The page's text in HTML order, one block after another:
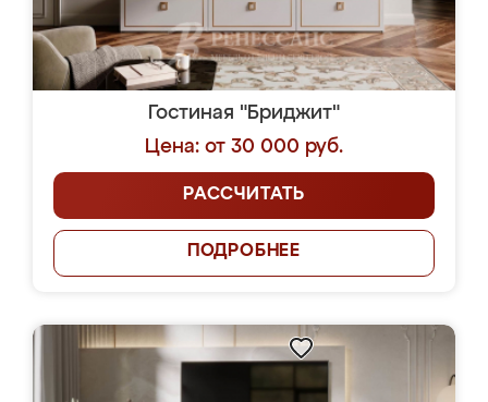
Гостиная "Бриджит"
Цена: от 30 000 руб.
РАССЧИТАТЬ
ПОДРОБНЕЕ